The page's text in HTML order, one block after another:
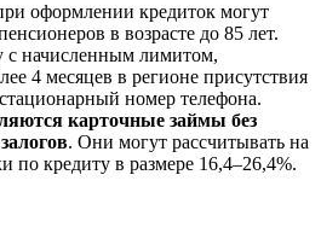
оформлении кредиток могут
в возрасте до 85 лет.
с начисленным лимитом,
4 месяцев в регионе присутствия
номер телефона.
карточные займы без
. Они могут рассчитывать на
по кредиту в размере 16,4–26,4%.